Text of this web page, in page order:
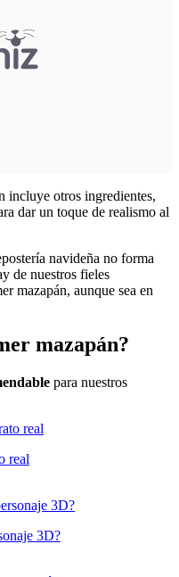
incluye otros ingredientes,
dar un toque de realismo al
navideña no forma
de nuestros fieles
mazapán, aunque sea en
mazapán?
para nuestros
real
3D?